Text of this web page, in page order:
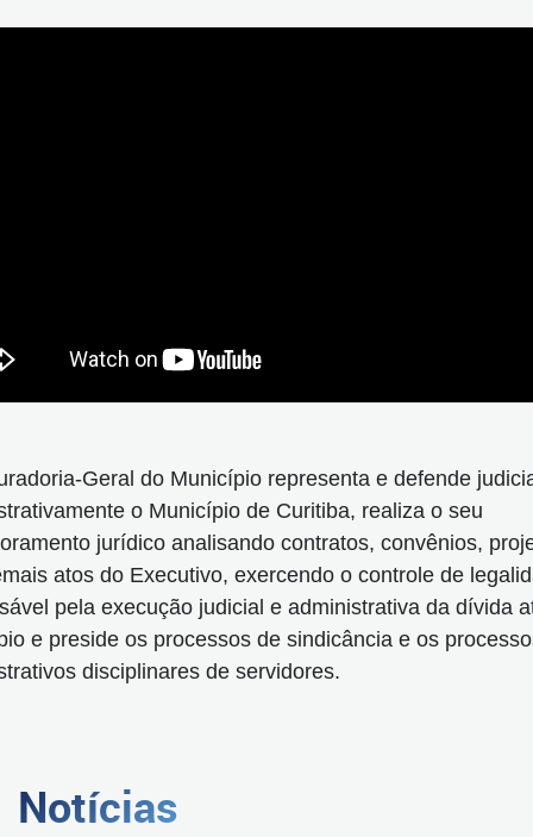
Geral do Município representa e defende
o Município de Curitiba, realiza o seu
jurídico analisando contratos, convênios,
atos do Executivo, exercendo o controle de
pela execução judicial e administrativa da dívida
e preside os processos de sindicância e os
disciplinares de servidores.
Notícias